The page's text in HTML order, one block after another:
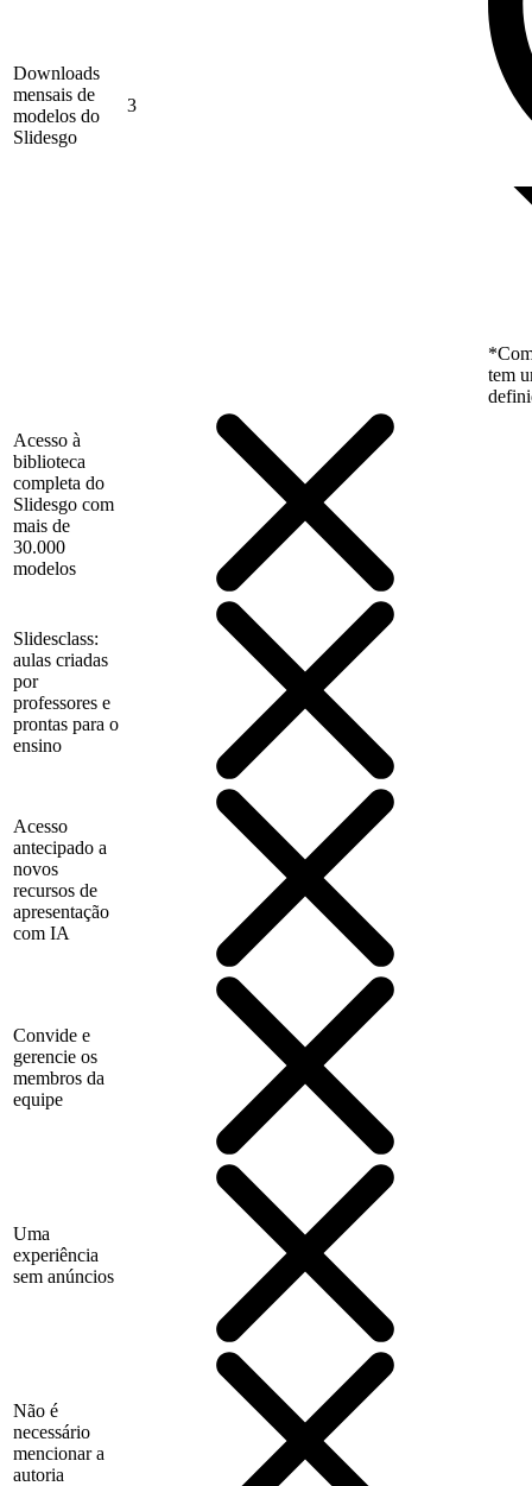
Downloads
mensais de
modelos do
Slidesgo
3
tem
Acesso à
biblioteca
completa do
Slidesgo com
mais de
30.000
modelos
Slidesclass:
aulas criadas
por
professores e
prontas para o
ensino
Acesso
antecipado a
novos
recursos de
apresentação
com IA
Convide e
gerencie os
membros da
equipe
Uma
experiência
sem anúncios
Não é
necessário
mencionar a
autoria